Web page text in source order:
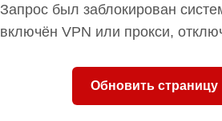
Запрос был заблокирован
включён VPN или прокси,
Обновить страницу